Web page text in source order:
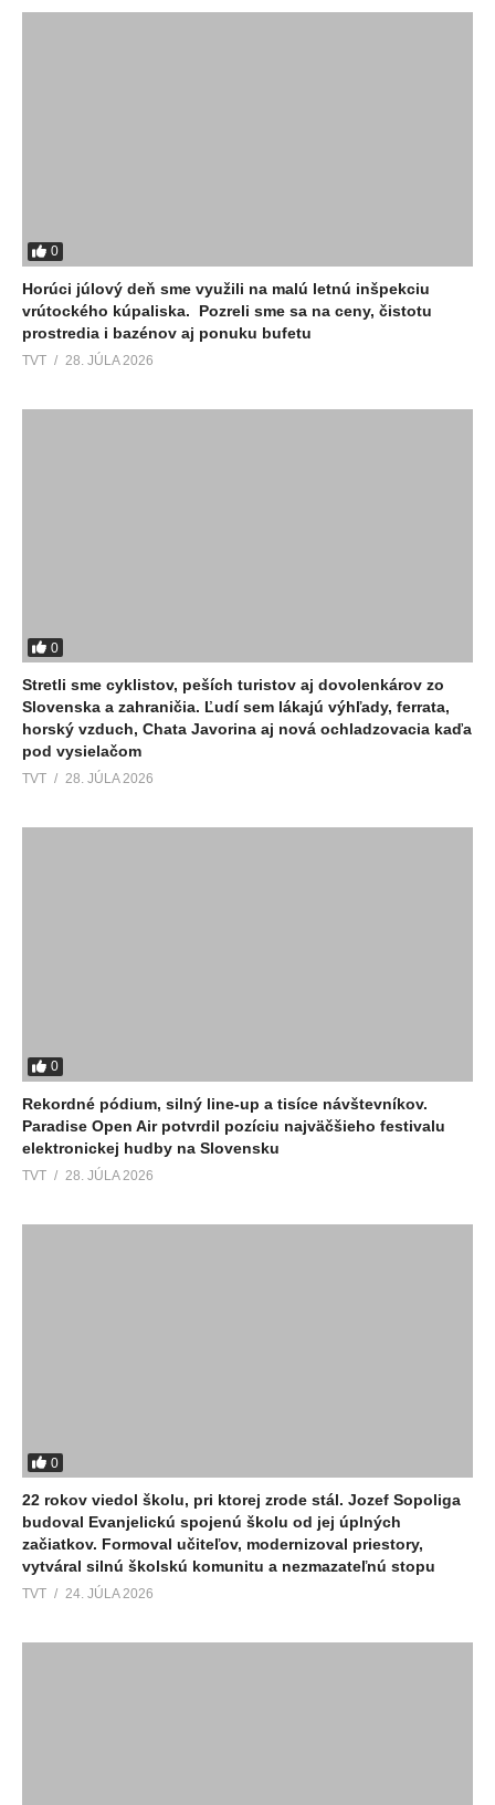
0
Horúci júlový deň sme využili na malú letnú inšpekciu
vrútockého kúpaliska. Pozreli sme sa na ceny, čistotu
prostredia i bazénov aj ponuku bufetu
TVT 28. JÚLA 2026
0
Stretli sme cyklistov, peších turistov aj dovolenkárov zo
Slovenska a zahraničia. Ľudí sem lákajú výhľady, ferrata,
horský vzduch, Chata Javorina aj nová ochladzovacia kaďa
pod vysielačom
TVT 28. JÚLA 2026
0
Rekordné pódium, silný line-up a tisíce návštevníkov.
Paradise Open Air potvrdil pozíciu najväčšieho festivalu
elektronickej hudby na Slovensku
TVT 28. JÚLA 2026
0
22 rokov viedol školu, pri ktorej zrode stál. Jozef Sopoliga
budoval Evanjelickú spojenú školu od jej úplných
začiatkov. Formoval učiteľov, modernizoval priestory,
vytváral silnú školskú komunitu a nezmazateľnú stopu
TVT 24. JÚLA 2026